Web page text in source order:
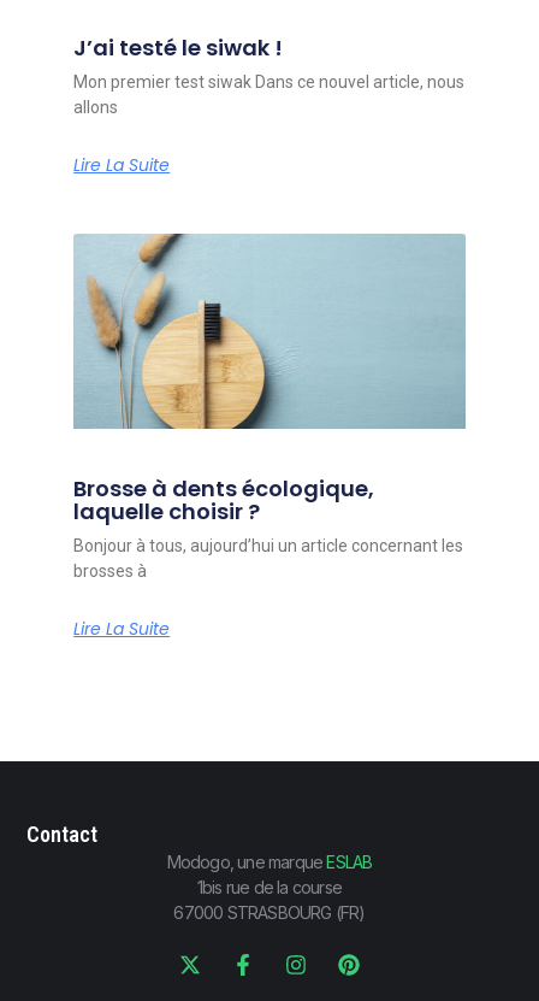
J’ai testé le siwak !
Mon premier test siwak Dans ce nouvel article, nous
allons
Lire La Suite
Brosse à dents écologique,
laquelle choisir ?
Bonjour à tous, aujourd’hui un article concernant les
brosses à
Lire La Suite
Contact
Modogo, une marqueESLAB
1bis rue de la course
67000 STRASBOURG (FR)
X
F
I
P